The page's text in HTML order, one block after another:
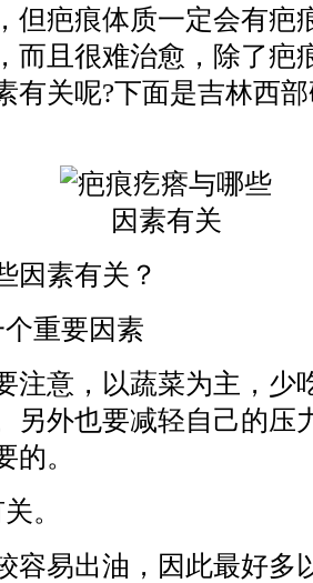
但疤痕体质一定会有疤
而且很难治愈，除了疤
有关呢?下面是吉林西
因素有关？
重要因素
注意，以蔬菜为主，少
另外也要减轻自己的压
的。
。
容易出油，因此最好多